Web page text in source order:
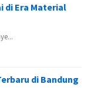
di Era Material
di Bandung